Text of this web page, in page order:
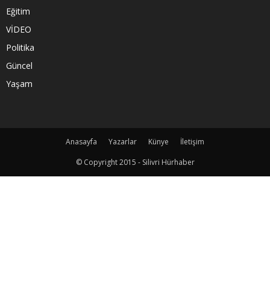
Eğitim
VİDEO
Politika
Güncel
Yaşam
Anasayfa Yazarlar Künye
İletişim
© Copyright 2015 - Silivri Hürhaber